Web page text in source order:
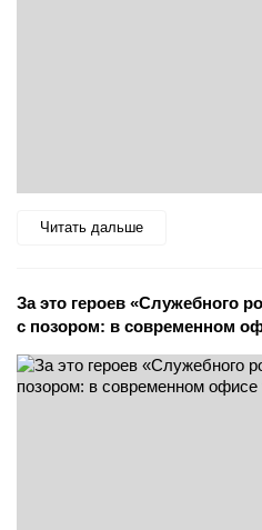
Читать дальше
За это героев «Служебного
с позором: в современном